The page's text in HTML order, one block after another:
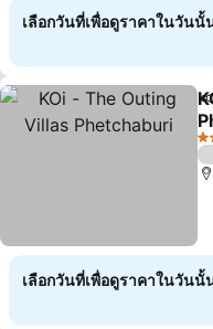
เลือกวันที่เพื่อดูราคาในวันนั้
แ
5
เลือกวันที่เพื่อดูราคาในวันนั้